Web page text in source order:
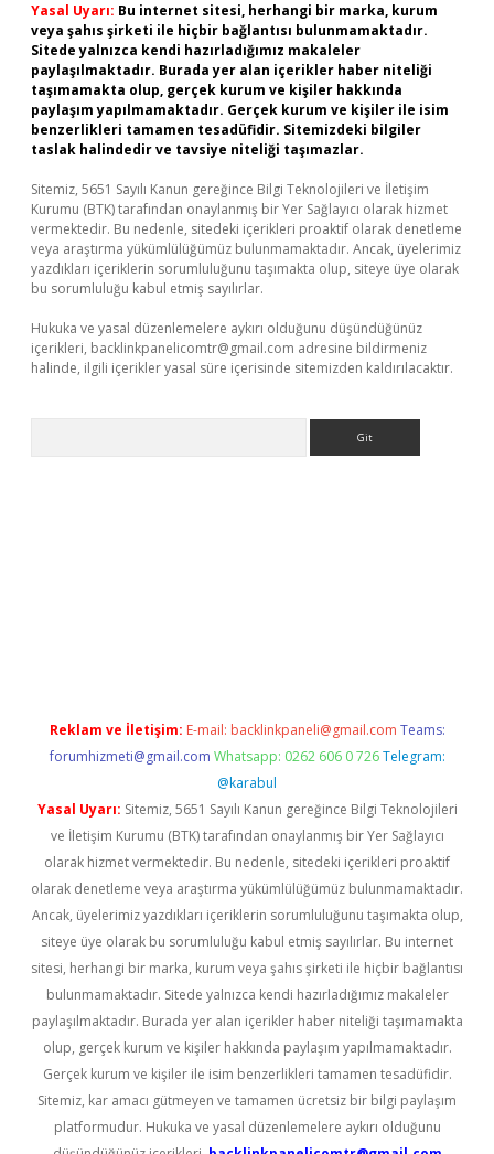
Yasal Uyarı: Bu internet sitesi, herhangi bir marka, kurum
veya şahıs şirketi ile hiçbir bağlantısı bulunmamaktadır.
Sitede yalnızca kendi hazırladığımız makaleler
paylaşılmaktadır. Burada yer alan içerikler haber niteliği
taşımamakta olup, gerçek kurum ve kişiler hakkında
paylaşım yapılmamaktadır. Gerçek kurum ve kişiler ile isim
benzerlikleri tamamen tesadüfidir. Sitemizdeki bilgiler
taslak halindedir ve tavsiye niteliği taşımazlar.
Sitemiz, 5651 Sayılı Kanun gereğince Bilgi Teknolojileri ve İletişim
Kurumu (BTK) tarafından onaylanmış bir Yer Sağlayıcı olarak hizmet
vermektedir. Bu nedenle, sitedeki içerikleri proaktif olarak denetleme
veya araştırma yükümlülüğümüz bulunmamaktadır. Ancak, üyelerimiz
yazdıkları içeriklerin sorumluluğunu taşımakta olup, siteye üye olarak
bu sorumluluğu kabul etmiş sayılırlar.
Hukuka ve yasal düzenlemelere aykırı olduğunu düşündüğünüz
içerikleri, backlinkpanelicomtr@gmail.com adresine bildirmeniz
halinde, ilgili içerikler yasal süre içerisinde sitemizden kaldırılacaktır.
Reklam ve İletişim: E-mail: backlinkpaneli@gmail.com Teams:
forumhizmeti@gmail.com Whatsapp: 0262 606 0 726 Telegram:
@karabul
Yasal Uyarı: Sitemiz, 5651 Sayılı Kanun gereğince Bilgi Teknolojileri
ve İletişim Kurumu (BTK) tarafından onaylanmış bir Yer Sağlayıcı
olarak hizmet vermektedir. Bu nedenle, sitedeki içerikleri proaktif
olarak denetleme veya araştırma yükümlülüğümüz bulunmamaktadır.
Ancak, üyelerimiz yazdıkları içeriklerin sorumluluğunu taşımakta olup,
siteye üye olarak bu sorumluluğu kabul etmiş sayılırlar. Bu internet
sitesi, herhangi bir marka, kurum veya şahıs şirketi ile hiçbir bağlantısı
bulunmamaktadır. Sitede yalnızca kendi hazırladığımız makaleler
paylaşılmaktadır. Burada yer alan içerikler haber niteliği taşımamakta
olup, gerçek kurum ve kişiler hakkında paylaşım yapılmamaktadır.
Gerçek kurum ve kişiler ile isim benzerlikleri tamamen tesadüfidir.
Sitemiz, kar amacı gütmeyen ve tamamen ücretsiz bir bilgi paylaşım
platformudur. Hukuka ve yasal düzenlemelere aykırı olduğunu